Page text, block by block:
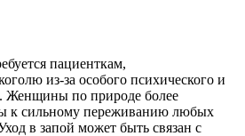
пациенткам,
из-за особого психического и
Женщины по природе более
к сильному переживанию любых
в запой может быть связан с